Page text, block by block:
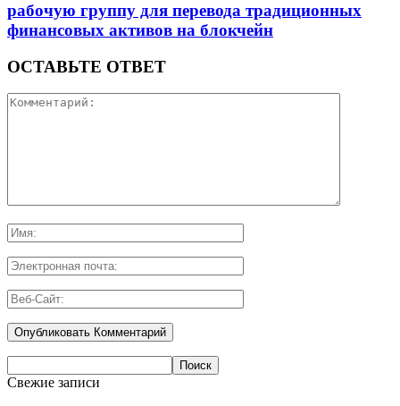
рабочую группу для перевода традиционных
финансовых активов на блокчейн
ОСТАВЬТЕ ОТВЕТ
Свежие записи